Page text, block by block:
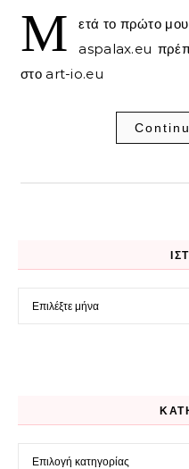
Μ
ετά το πρώτο
aspalax.eu
στο art-io.eu
Ιστορικό
Kατηγορίες